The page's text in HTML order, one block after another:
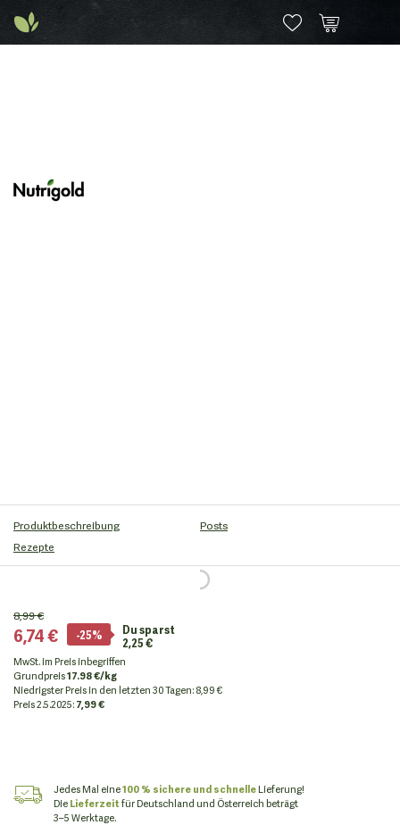
Produktbeschreibung
Posts
Rezepte
8,99 €
6,74 € -25%
Du sparst
2,25 €
MwSt. im Preis inbegriffen
Grundpreis17.98 €/kg
Niedrigster Preis in den letzten 30 Tagen:8,99 €
Preis2.5.2025:7,99 €
Jedes Mal eine100 % sichere und schnelleLieferung!
DieLieferzeitfür Deutschland und Österreich beträgt
3–5 Werktage.